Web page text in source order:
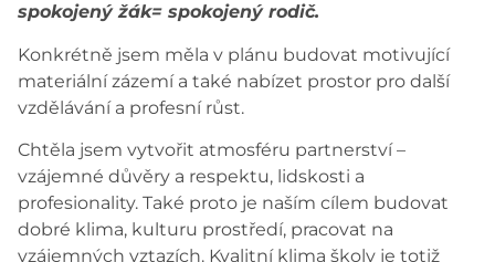
spokojený žák= spokojený rodič.
Konkrétně jsem měla v plánu budovat motivující
materiální zázemí a také nabízet prostor pro další
vzdělávání a profesní růst.
Chtěla jsem vytvořit atmosféru partnerství –
vzájemné důvěry a respektu, lidskosti a
profesionality. Také proto je naším cílem budovat
dobré klima, kulturu prostředí, pracovat na
vzájemných vztazích. Kvalitní klima školy je totiž